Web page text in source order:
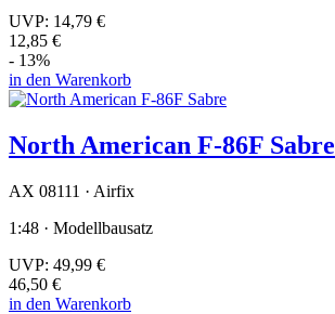
UVP: 14,79 €
12,85 €
- 13%
in den Warenkorb
North American F-86F Sabre
AX 08111 · Airfix
1:48 · Modellbausatz
UVP: 49,99 €
46,50 €
in den Warenkorb